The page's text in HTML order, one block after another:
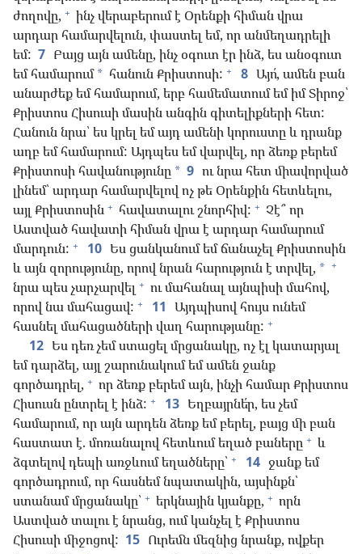
ժողովը, + ինչ վերաբերում է Օրենքի հիման վրա
արդար համարվելուն, փաստել եմ, որ անմեղադրելի
եմ: 7 Բայց այն ամենը, ինչ օգուտ էր ինձ, ես անօգուտ
եմ համարում * հանուն Քրիստոսի: + 8 Այո՛, ամեն բան
անարժեք եմ համարում, երբ համեմատում եմ իմ Տիրոջ՝
Քրիստոս Հիսուսի մասին անգին գիտելիքների հետ:
Հանուն նրա՝ ես կրել եմ այդ ամենի կորուստը և դրանք
աղբ եմ համարում: Այդպես եմ վարվել, որ ձեռք բերեմ
Քրիստոսի հավանությունը * 9 ու նրա հետ միավորված
լինեմ՝ արդար համարվելով ոչ թե Օրենքին հետևելու,
այլ Քրիստոսին + հավատալու շնորհիվ: + Չէ՞ որ
Աստված հավատի հիման վրա է արդար համարում
մարդուն: + 10 Ես ցանկանում եմ ճանաչել Քրիստոսին
և այն զորությունը, որով նրան հարություն է տրվել, * +
նրա պես չարչարվել + ու մահանալ այնպիսի մահով,
որով նա մահացավ: + 11 Այդպիսով հույս ունեմ
հասնել մահացածների վաղ հարությանը: +
12 Ես դեռ չեմ ստացել մրցանակը, ոչ էլ կատարյալ
եմ դարձել, այլ շարունակում եմ ամեն ջանք
գործադրել, + որ ձեռք բերեմ այն, ինչի համար Քրիստոս
Հիսուսն ընտրել է ինձ: + 13 Եղբայրնե՛ր, ես չեմ
համարում, որ այն արդեն ձեռք եմ բերել, բայց մի բան
հաստատ է. մոռանալով հետևում եղած բաները + և
ձգտելով դեպի առջևում եղածները՝ + 14 ջանք եմ
գործադրում, որ հասնեմ նպատակին, այսինքն՝
ստանամ մրցանակը՝ + երկնային կյանքը, + որն
Աստված տալու է նրանց, ում կանչել է Քրիստոս
Հիսուսի միջոցով: 15 Ուրեմն մեզնից նրանք, ովքեր